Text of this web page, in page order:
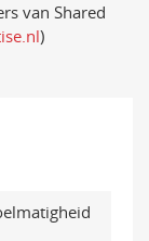
van Shared
)